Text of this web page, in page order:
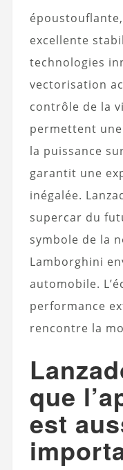
excellente
technologies
vectorisation
contrôle de la
permettent
la puissance
garantit une
inégalée.
supercar du
symbole de la
Lamborghini
automobile.
performance
rencontre la
que
est